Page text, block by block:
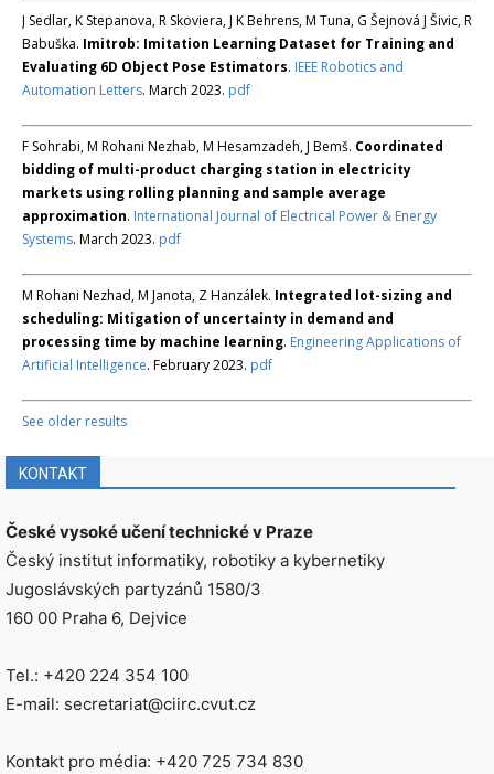
J Sedlar, K Stepanova, R Skoviera, J K Behrens, M Tuna, G Šejnová J Šivic, R
Babuška. Imitrob: Imitation Learning Dataset for Training and
Evaluating 6D Object Pose Estimators. IEEE Robotics and
Automation Letters. March 2023. pdf
F Sohrabi, M Rohani Nezhab, M Hesamzadeh, J Bemš. Coordinated
bidding of multi-product charging station in electricity
markets using rolling planning and sample average
approximation. International Journal of Electrical Power & Energy
Systems. March 2023. pdf
M Rohani Nezhad, M Janota, Z Hanzálek. Integrated lot-sizing and
scheduling: Mitigation of uncertainty in demand and
processing time by machine learning. Engineering Applications of
Artificial Intelligence. February 2023. pdf
See older results
KONTAKT
České vysoké učení technické v Praze
Český institut informatiky, robotiky a kybernetiky
Jugoslávských partyzánů 1580/3
160 00 Praha 6, Dejvice
Tel.: +420 224 354 100
E-mail: secretariat@ciirc.cvut.cz
Kontakt pro média: +420 725 734 830